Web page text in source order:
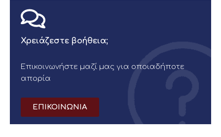
Χρειάζεστε βοήθεια;
Επικοινωνήστε μαζί μας για οποιαδήποτε
απορία
ΕΠΙΚΟΙΝΩΝΙΑ